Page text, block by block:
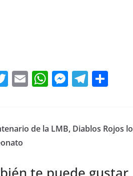
T
er
E
l
W
s
M
e
T
gr p
de la LMB, Diablos Rojos
te puede gustar